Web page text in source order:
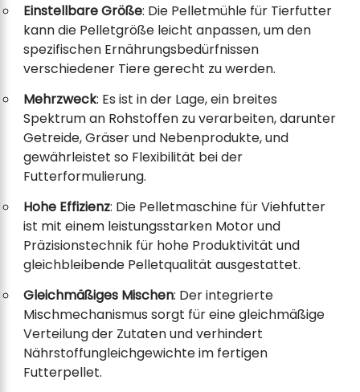
Einstellbare Größe: Die Pelletmühle für Tierfutter
kann die Pelletgröße leicht anpassen, um den
spezifischen Ernährungsbedürfnissen
verschiedener Tiere gerecht zu werden.
Mehrzweck: Es ist in der Lage, ein breites
Spektrum an Rohstoffen zu verarbeiten, darunter
Getreide, Gräser und Nebenprodukte, und
gewährleistet so Flexibilität bei der
Futterformulierung.
Hohe Effizienz: Die Pelletmaschine für Viehfutter
ist mit einem leistungsstarken Motor und
Präzisionstechnik für hohe Produktivität und
gleichbleibende Pelletqualität ausgestattet.
Gleichmäßiges Mischen: Der integrierte
Mischmechanismus sorgt für eine gleichmäßige
Verteilung der Zutaten und verhindert
Nährstoffungleichgewichte im fertigen
Futterpellet.